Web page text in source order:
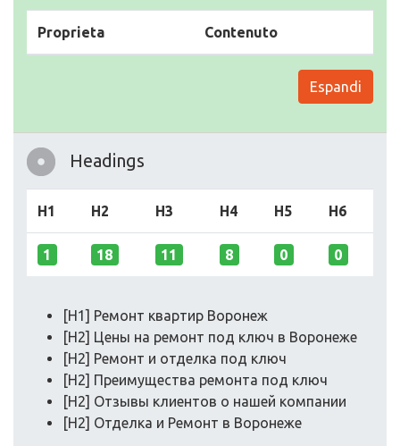
Proprieta Contenuto
Espandi
Headings
H1 H2 H3 H4 H5 H6
1 18 11 8 0 0
[H1] Ремонт квартир Воронеж
[H2] Цены на ремонт под ключ в Воронеже
[H2] Ремонт и отделка под ключ
[H2] Преимущества ремонта под ключ
[H2] Отзывы клиентов о нашей компании
[H2] Отделка и Ремонт в Воронеже